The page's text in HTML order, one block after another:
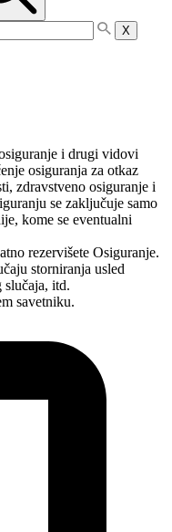
X
i drugi vidovi
osiguranja za otkaz
zdravstveno osiguranje i
se zaključuje samo
kome se eventualni
rezervišete Osiguranje.
storniranja usled
slučaja, itd.
savetniku.